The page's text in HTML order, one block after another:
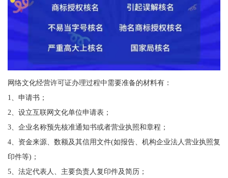
网络文化经营许可证办理过程中需要准备的材料有：
1、申请书；
2、设立互联网文化单位申请表；
3、企业名称预先核准通知书或者营业执照和章程；
4、资金来源、数额及其信用文件(如报告、机构企业法人营业执照复
印件等)；
5、法定代表人、主要负责人复印件及简历；